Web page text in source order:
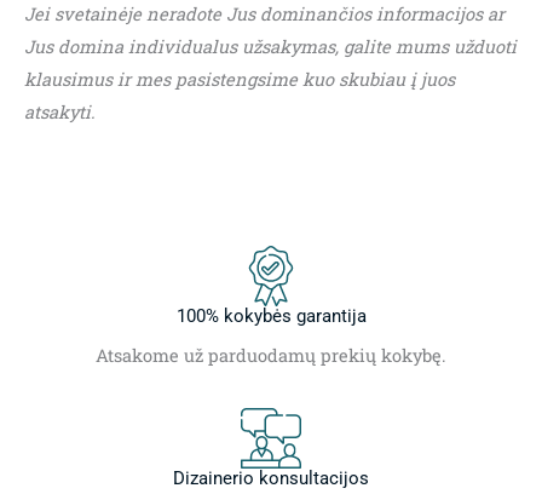
Jei svetainėje neradote Jus dominančios informacijos ar
Jus domina individualus užsakymas, galite mums užduoti
klausimus ir mes pasistengsime kuo skubiau į juos
atsakyti.
100% kokybės garantija
Atsakome už parduodamų prekių kokybę.
Dizainerio konsultacijos